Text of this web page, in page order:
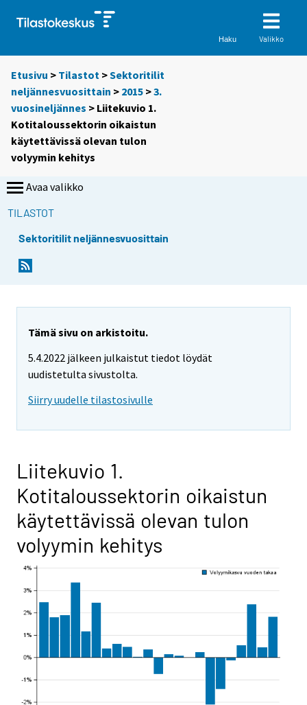
Haku Valikko
Etusivu > Tilastot >Sektoritilit
neljännesvuosittain > 2015 >3.
vuosineljännes > Liitekuvio 1.
Kotitaloussektorin oikaistun
käytettävissä olevan tulon
volyymin kehitys
Avaa valikko
TILASTOT
Sektoritilit neljännesvuosittain
Tämä sivu on arkistoitu.
5.4.2022 jälkeen julkaistut tiedot löydät
uudistetulta sivustolta.
Siirry uudelle tilastosivulle
Liitekuvio 1.
Kotitaloussektorin oikaistun
käytettävissä olevan tulon
volyymin kehitys